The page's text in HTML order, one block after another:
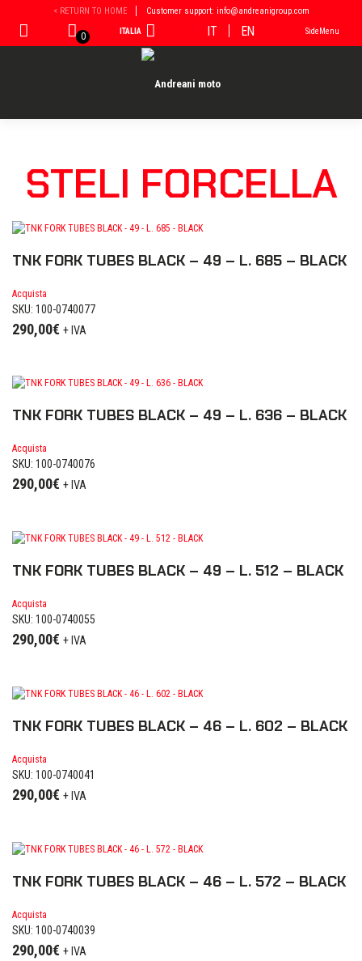
contenuto
< RETURN TO HOME Customer support: info@andreanigroup.com
0 ITALIA IT EN SideMenu
STELI FORCELLA
TNK FORK TUBES BLACK – 49 – L. 685 – BLACK
Acquista
SKU: 100-0740077
290,00€ + IVA
TNK FORK TUBES BLACK – 49 – L. 636 – BLACK
Acquista
SKU: 100-0740076
290,00€ + IVA
TNK FORK TUBES BLACK – 49 – L. 512 – BLACK
Acquista
SKU: 100-0740055
290,00€ + IVA
TNK FORK TUBES BLACK – 46 – L. 602 – BLACK
Acquista
SKU: 100-0740041
290,00€ + IVA
TNK FORK TUBES BLACK – 46 – L. 572 – BLACK
Acquista
SKU: 100-0740039
290,00€ + IVA